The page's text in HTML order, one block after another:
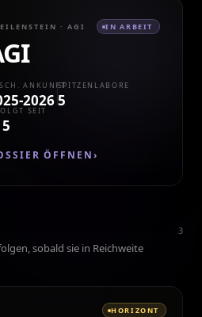
· AGI IN ARBEIT
ANKUNFT
2026
SPITZENLABORE
5
SEIT
ÖFFNEN›
3
sobald sie in Reichweite
HORIZONT